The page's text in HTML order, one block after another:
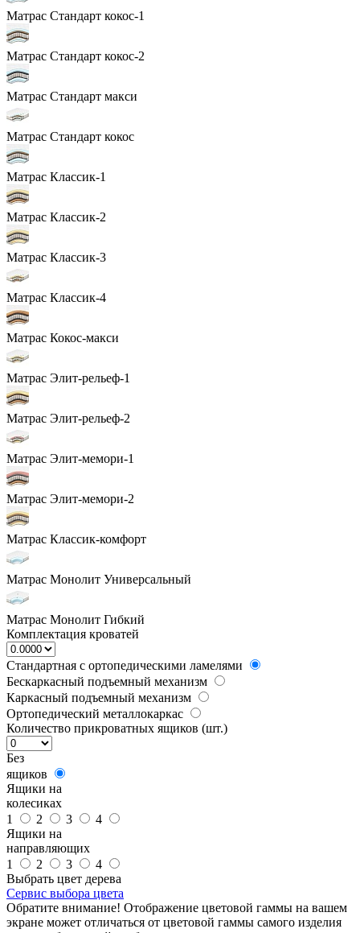
Матрас Стандарт кокос-1
Матрас Стандарт кокос-2
Матрас Стандарт макси
Матрас Стандарт кокос
Матрас Классик-1
Матрас Классик-2
Матрас Классик-3
Матрас Классик-4
Матрас Кокос-макси
Матрас Элит-рельеф-1
Матрас Элит-рельеф-2
Матрас Элит-мемори-1
Матрас Элит-мемори-2
Матрас Классик-комфорт
Матрас Монолит Универсальный
Матрас Монолит Гибкий
Комплектация кроватей
Стандартная с ортопедическими ламелями
Бескаркасный подъемный механизм
Каркасный подъемный механизм
Ортопедический металлокаркас
Количество прикроватных ящиков (шт.)
Без
ящиков
Ящики на
колесиках
1
2 3
4
Ящики на
направляющих
1
2 3
4
Выбрать цвет дерева
Сервис выбора цвета
Обратите внимание! Отображение цветовой гаммы на вашем
экране может отличаться от цветовой гаммы самого изделия